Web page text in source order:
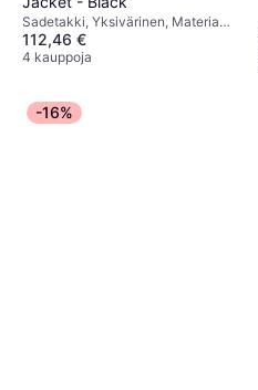
Sadetakki, Yksivärinen, Materiaali:
Polyesteri, Vedenpitävä, Joustava,
Hengittävä
112,46 €
4 kauppoja
-16%